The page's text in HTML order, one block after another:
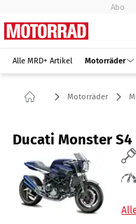
Abo
Alle MRD+ Artikel Motorräder
Motorräder
Ducati Monster S4